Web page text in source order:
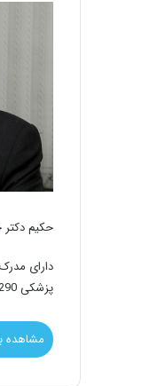
حکیم دکتر
دارای
پزشکی 58290
مشاهده